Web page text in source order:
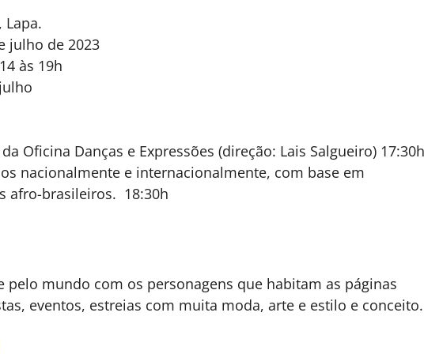
Lapa.
julho de 2023
às 19h
Oficina Danças e Expressões (direção: Lais Salgueiro) 17:30h
nacionalmente e internacionalmente, com base em
afro-brasileiros. 18:30h
pelo mundo com os personagens que habitam as páginas
eventos, estreias com muita moda, arte e estilo e conceito.